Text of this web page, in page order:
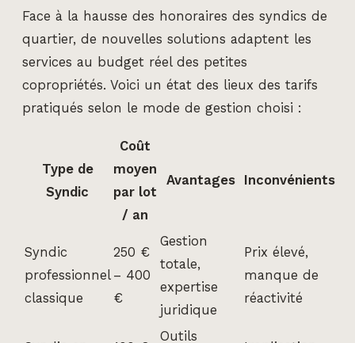
Face à la hausse des honoraires des syndics de
quartier, de nouvelles solutions adaptent les
services au budget réel des petites
copropriétés. Voici un état des lieux des tarifs
pratiqués selon le mode de gestion choisi :
Type de
Syndic
Coût
moyen
par lot
/ an
Avantages Inconvénients
Syndic
professionnel
classique
250 €
– 400
€
Gestion
totale,
expertise
juridique
Prix élevé,
manque de
réactivité
Outils